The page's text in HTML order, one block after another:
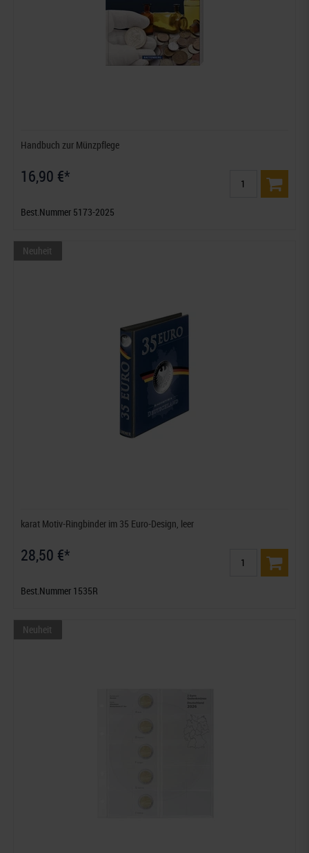
Handbuch zur Münzpflege
16,90 €*
Best.Nummer 5173-2025
Neuheit
karat Motiv-Ringbinder im 35 Euro-Design, leer
28,50 €*
Best.Nummer 1535R
Neuheit